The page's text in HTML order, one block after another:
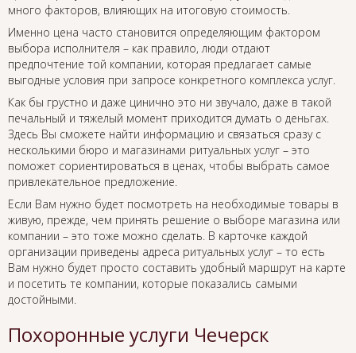
много факторов, влияющих на итоговую стоимость.
Именно цена часто становится определяющим фактором
выбора исполнителя – как правило, люди отдают
предпочтение той компании, которая предлагает самые
выгодные условия при запросе конкретного комплекса услуг.
Как бы грустно и даже цинично это ни звучало, даже в такой
печальный и тяжелый момент приходится думать о деньгах.
Здесь Вы сможете найти информацию и связаться сразу с
несколькими бюро и магазинами ритуальных услуг – это
поможет сориентироваться в ценах, чтобы выбрать самое
привлекательное предложение.
Если Вам нужно будет посмотреть на необходимые товары в
живую, прежде, чем принять решение о выборе магазина или
компании – это тоже можно сделать. В карточке каждой
организации приведены адреса ритуальных услуг – то есть
Вам нужно будет просто составить удобный маршрут на карте
и посетить те компании, которые показались самыми
достойными.
Похоронные услуги Чечерск